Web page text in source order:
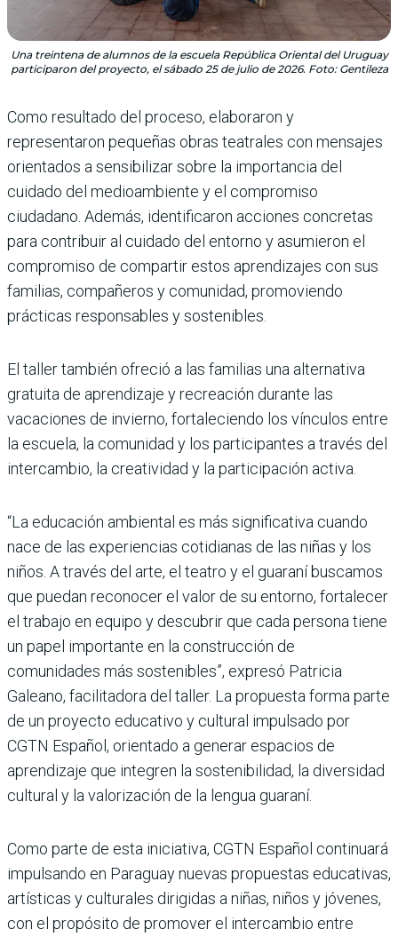
Una treintena de alumnos de la escuela República Oriental del Uruguay
participaron del proyecto, el sábado 25 de julio de 2026. Foto: Gentileza
Como resultado del proceso, elaboraron y
representaron pequeñas obras teatrales con mensajes
orientados a sensibilizar sobre la importancia del
cuidado del medioambiente y el compromiso
ciudadano. Además, identificaron acciones concretas
para contribuir al cuidado del entorno y asumieron el
compromiso de compartir estos aprendizajes con sus
familias, compañeros y comunidad, promoviendo
prácticas responsables y sostenibles.
El taller también ofreció a las familias una alternativa
gratuita de aprendizaje y recreación durante las
vacaciones de invierno, fortaleciendo los vínculos entre
la escuela, la comunidad y los participantes a través del
intercambio, la creatividad y la participación activa.
“La educación ambiental es más significativa cuando
nace de las experiencias cotidianas de las niñas y los
niños. A través del arte, el teatro y el guaraní buscamos
que puedan reconocer el valor de su entorno, fortalecer
el trabajo en equipo y descubrir que cada persona tiene
un papel importante en la construcción de
comunidades más sostenibles”, expresó Patricia
Galeano, facilitadora del taller. La propuesta forma parte
de un proyecto educativo y cultural impulsado por
CGTN Español, orientado a generar espacios de
aprendizaje que integren la sostenibilidad, la diversidad
cultural y la valorización de la lengua guaraní.
Como parte de esta iniciativa, CGTN Español continuará
impulsando en Paraguay nuevas propuestas educativas,
artísticas y culturales dirigidas a niñas, niños y jóvenes,
con el propósito de promover el intercambio entre